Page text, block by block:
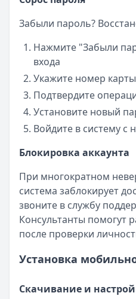
Забыли пароль?
Нажмите "Забыли
входа
Укажите номер
Подтвердите
Установите новый
Войдите в систему
Блокировка аккаунта
При многократном
система заблокирует
звоните в службу
Консультанты помогут
после проверки
Установка
Скачивание и